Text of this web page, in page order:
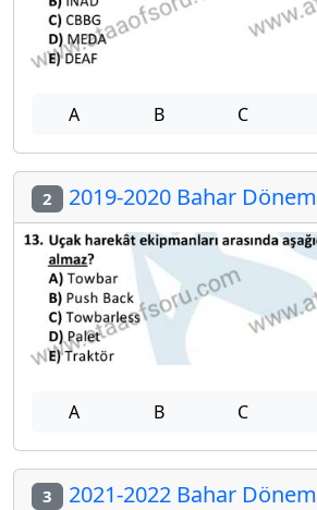
A B C
2 2019-2020 Bahar Dönemi
A B C
3 2021-2022 Bahar Dönemi